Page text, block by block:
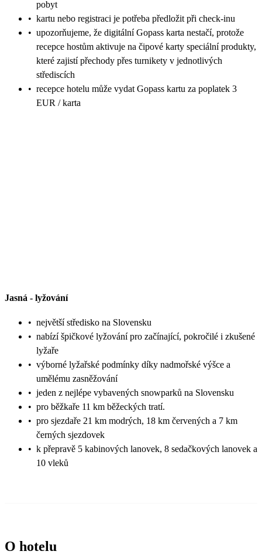
pobyt
• kartu nebo registraci je potřeba předložit při check-inu
• upozorňujeme, že digitální Gopass karta nestačí, protože
recepce hostům aktivuje na čipové karty speciální produkty,
které zajistí přechody přes turnikety v jednotlivých
střediscích
• recepce hotelu může vydat Gopass kartu za poplatek 3
EUR / karta
Jasná - lyžování
• největší středisko na Slovensku
• nabízí špičkové lyžování pro začínající, pokročilé i zkušené
lyžaře
• výborné lyžařské podmínky díky nadmořské výšce a
umělému zasněžování
• jeden z nejlépe vybavených snowparků na Slovensku
• pro běžkaře 11 km běžeckých tratí.
• pro sjezdaře 21 km modrých, 18 km červených a 7 km
černých sjezdovek
• k přepravě 5 kabinových lanovek, 8 sedačkových lanovek a
10 vleků
O hotelu